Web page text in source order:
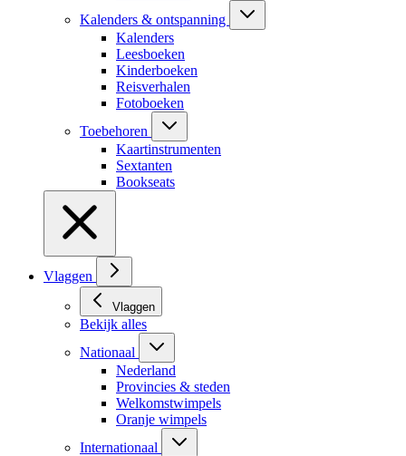
Kalenders & ontspanning
Kalenders
Leesboeken
Kinderboeken
Reisverhalen
Fotoboeken
Toebehoren
Kaartinstrumenten
Sextanten
Bookseats
Vlaggen
Vlaggen
Bekijk alles
Nationaal
Nederland
Provincies & steden
Welkomstwimpels
Oranje wimpels
Internationaal